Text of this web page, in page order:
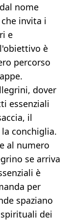
nome
invita i
e
è
percorso
dover
essenziali
il
conchiglia.
al numero
se arriva
è
per
spaziano
dei